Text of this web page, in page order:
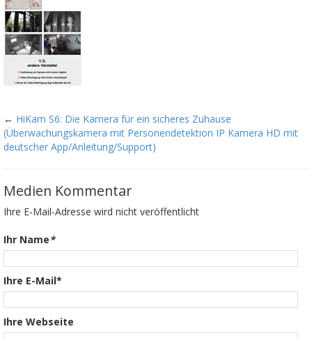
← HiKam S6: Die Kamera für ein sicheres Zuhause
(Überwachungskamera mit Personendetektion IP Kamera HD mit
deutscher App/Anleitung/Support)
Medien Kommentar
Ihre E-Mail-Adresse wird nicht veröffentlicht
Ihr Name*
Ihre E-Mail*
Ihre Webseite